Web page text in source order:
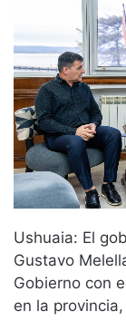
Ushuaia: El
Gustavo
Gobierno con
en la